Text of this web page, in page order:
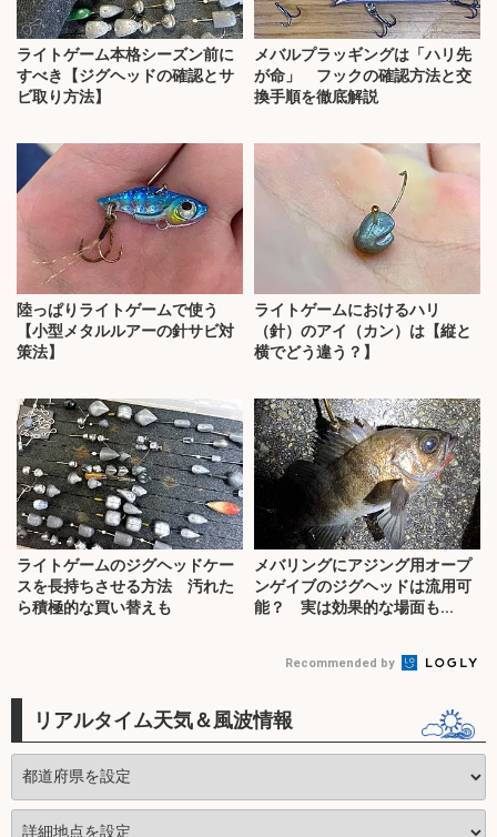
ライトゲーム本格シーズン前に
すべき【ジグヘッドの確認とサ
ビ取り方法】
メバルプラッギングは「ハリ先
が命」 フックの確認方法と交
換手順を徹底解説
陸っぱりライトゲームで使う
【小型メタルルアーの針サビ対
策法】
ライトゲームにおけるハリ
（針）のアイ（カン）は【縦と
横でどう違う？】
ライトゲームのジグヘッドケー
スを長持ちさせる方法 汚れた
ら積極的な買い替えも
メバリングにアジング用オープ
ンゲイブのジグヘッドは流用可
能？ 実は効果的な場面も...
Recommended by
リアルタイム天気＆風波情報